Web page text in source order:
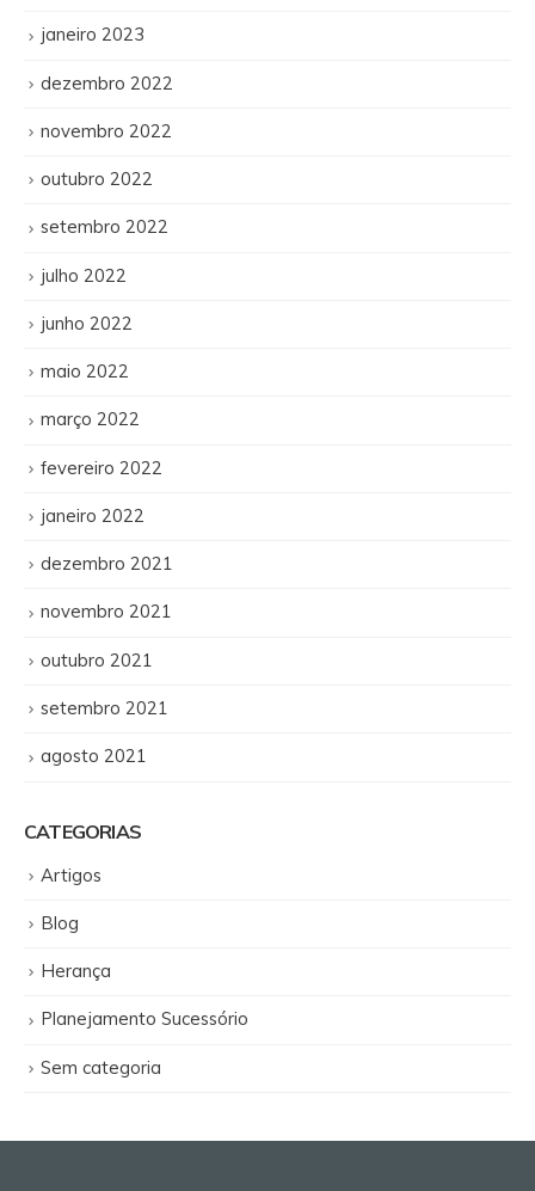
janeiro 2023
dezembro 2022
novembro 2022
outubro 2022
setembro 2022
julho 2022
junho 2022
maio 2022
março 2022
fevereiro 2022
janeiro 2022
dezembro 2021
novembro 2021
outubro 2021
setembro 2021
agosto 2021
CATEGORIAS
Artigos
Blog
Herança
Planejamento Sucessório
Sem categoria